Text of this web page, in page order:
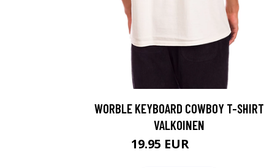
WORBLE KEYBOARD COWBOY T-SHIRT
VALKOINEN
19.95 EUR